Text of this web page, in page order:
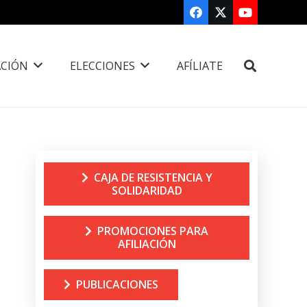
ELECCIONES AFÍLIATE
CAJA DE RESISTENCIA Y
SOLIDARIDAD
PROMOCIONES PARA
AFILIACIÓN
PUBLICACIONES